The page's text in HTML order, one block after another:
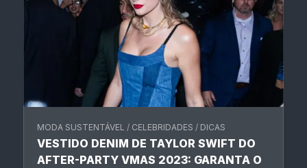
MODA SUSTENTÁVEL / CELEBRIDADES / DICAS
VESTIDO DENIM DE TAYLOR SWIFT DO
AFTER-PARTY VMAS 2023: GARANTA O